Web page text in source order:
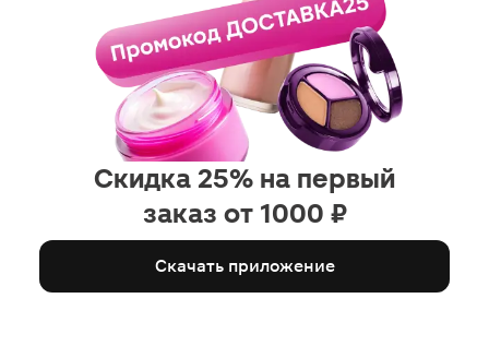
Скидка 25% на первый
заказ от 1000 ₽
Скачать приложение